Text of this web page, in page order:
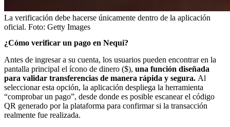
La verificación debe hacerse únicamente dentro de la aplicación
oficial. Foto: Getty Images
¿Cómo verificar un pago en Nequi?
Antes de ingresar a su cuenta, los usuarios pueden encontrar en la
pantalla principal el ícono de dinero ($), una función diseñada
para validar transferencias de manera rápida y segura. Al
seleccionar esta opción, la aplicación despliega la herramienta
“comprobar un pago”, desde donde es posible escanear el código
QR generado por la plataforma para confirmar si la transacción
realmente fue realizada.